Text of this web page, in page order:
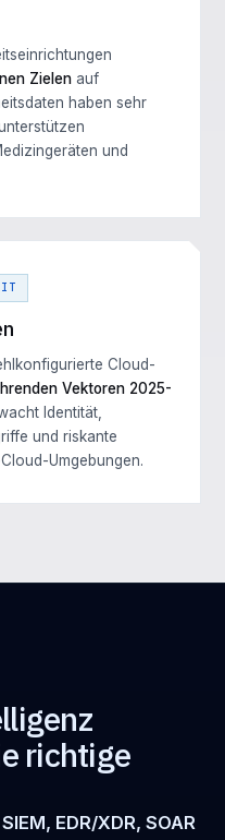
Zielen auf
haben sehr
und
Cloud-
Vektoren 2025-
Identität,
und riskante
Umgebungen.
richtige
SIEM, EDR/XDR, SOAR